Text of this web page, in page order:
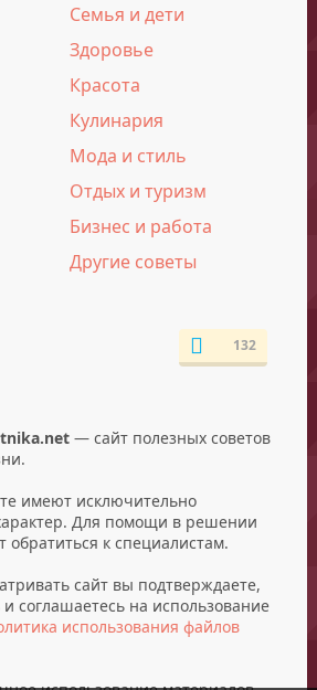
Семья и дети
Здоровье
Красота
Кулинария
Мода и стиль
Отдых и туризм
Бизнес и работа
Другие советы
132
— сайт полезных советов
имеют исключительно
Для помощи в решении
обратиться к специалистам.
сайт вы подтверждаете,
соглашаетесь на использование
использования файлов